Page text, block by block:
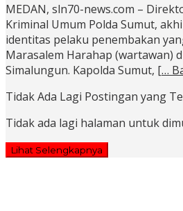
MEDAN, sln70-news.com –
Kriminal Umum Polda Sumut,
identitas pelaku penembakan
Marasalem Harahap (wartawan)
Simalungun. Kapolda Sumut, […
Tidak Ada Lagi Postingan yang
Tidak ada lagi halaman untuk
Lihat Selengkapnya